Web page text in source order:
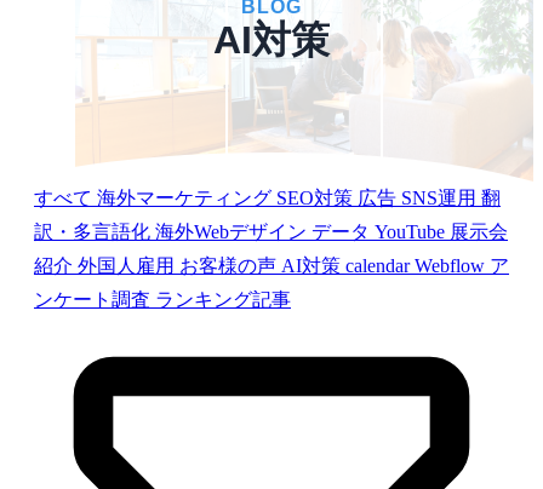
BLOG
AI対策
すべて 海外マーケティング SEO対策 広告 SNS運用 翻
訳・多言語化 海外Webデザイン データ YouTube 展示会
紹介 外国人雇用 お客様の声 AI対策 calendarWebflow ア
ンケート調査 ランキング記事